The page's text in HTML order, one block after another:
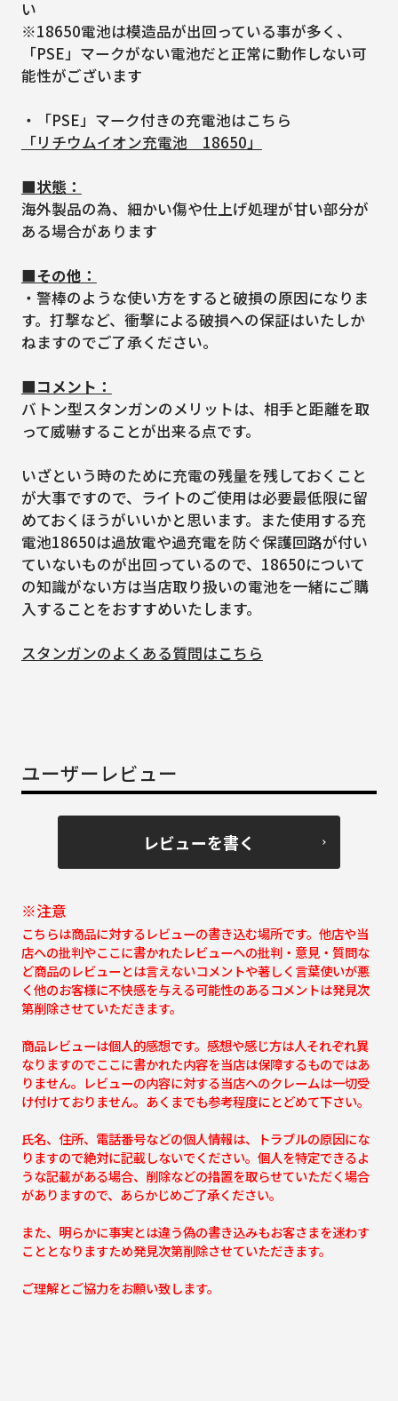
い
※18650電池は模造品が出回っている事が多く、
「PSE」マークがない電池だと正常に動作しない可
能性がございます
・「PSE」マーク付きの充電池はこちら
「リチウムイオン充電池 18650」
■状態：
海外製品の為、細かい傷や仕上げ処理が甘い部分が
ある場合があります
■その他：
・警棒のような使い方をすると破損の原因になりま
す。打撃など、衝撃による破損への保証はいたしか
ねますのでご了承ください。
■コメント：
バトン型スタンガンのメリットは、相手と距離を取
って威嚇することが出来る点です。
いざという時のために充電の残量を残しておくこと
が大事ですので、ライトのご使用は必要最低限に留
めておくほうがいいかと思います。また使用する充
電池18650は過放電や過充電を防ぐ保護回路が付い
ていないものが出回っているので、18650について
の知識がない方は当店取り扱いの電池を一緒にご購
入することをおすすめいたします。
スタンガンのよくある質問はこちら
ユーザーレビュー
レビューを書く
※注意
こちらは商品に対するレビューの書き込む場所です。他店や当
店への批判やここに書かれたレビューへの批判・意見・質問な
ど商品のレビューとは言えないコメントや著しく言葉使いが悪
く他のお客様に不快感を与える可能性のあるコメントは発見次
第削除させていただきます。
商品レビューは個人的感想です。感想や感じ方は人それぞれ異
なりますのでここに書かれた内容を当店は保障するものではあ
りません。レビューの内容に対する当店へのクレームは一切受
け付けておりません。あくまでも参考程度にとどめて下さい。
氏名、住所、電話番号などの個人情報は、トラブルの原因にな
りますので絶対に記載しないでください。個人を特定できるよ
うな記載がある場合、削除などの措置を取らせていただく場合
がありますので、あらかじめご了承ください。
また、明らかに事実とは違う偽の書き込みもお客さまを迷わす
こととなりますため発見次第削除させていただきます。
ご理解とご協力をお願い致します。